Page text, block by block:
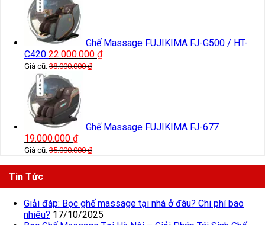
Ghế Massage FUJIKIMA FJ-G500 / HT-
C420 22.000.000 ₫
Giá cũ: 38.000.000₫
Ghế Massage FUJIKIMA FJ-677
19.000.000 ₫
Giá cũ: 35.000.000₫
Tin Tức
Giải đáp: Bọc ghế massage tại nhà ở đâu? Chi phí bao
nhiêu? 17/10/2025